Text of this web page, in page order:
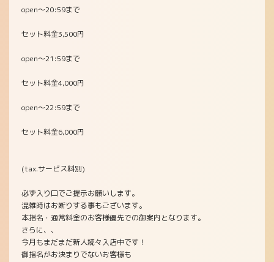
open〜20:59まで
セット料金3,500円
open〜21:59まで
セット料金4,000円
open〜22:59まで
セット料金6,000円
(tax.サービス料別)
必ず入り口でご提示お願いします。
混雑時はお断りする事もございます。
本指名・通常料金のお客様優先での御案内となります。
さらに、、
今月もまだまだ新人続々入店中です！
御指名がお決まりでないお客様も